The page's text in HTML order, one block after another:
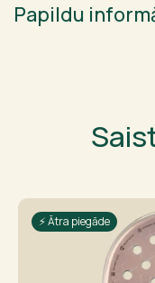
Papildu
⚡ Ātra piegāde